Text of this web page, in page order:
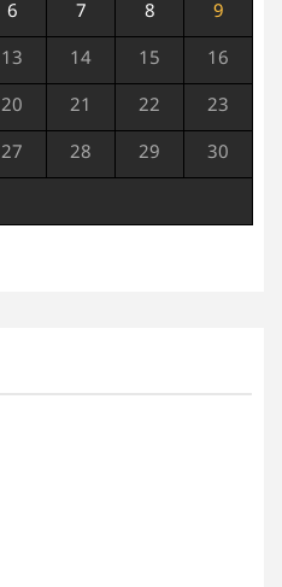
6 7 8 9
13 14 15 16
20 21 22 23
27 28 29 30